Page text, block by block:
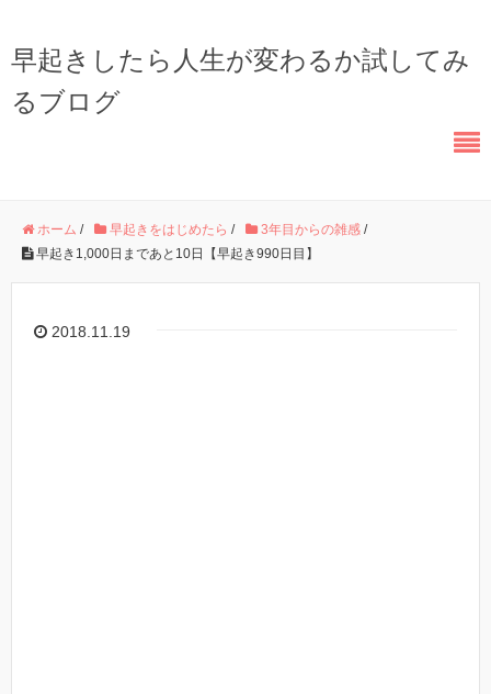
早起きしたら人生が変わるか試してみ
るブログ
ホーム / 早起きをはじめたら / 3年目からの雑感 /
早起き1,000日まであと10日【早起き990日目】
2018.11.19